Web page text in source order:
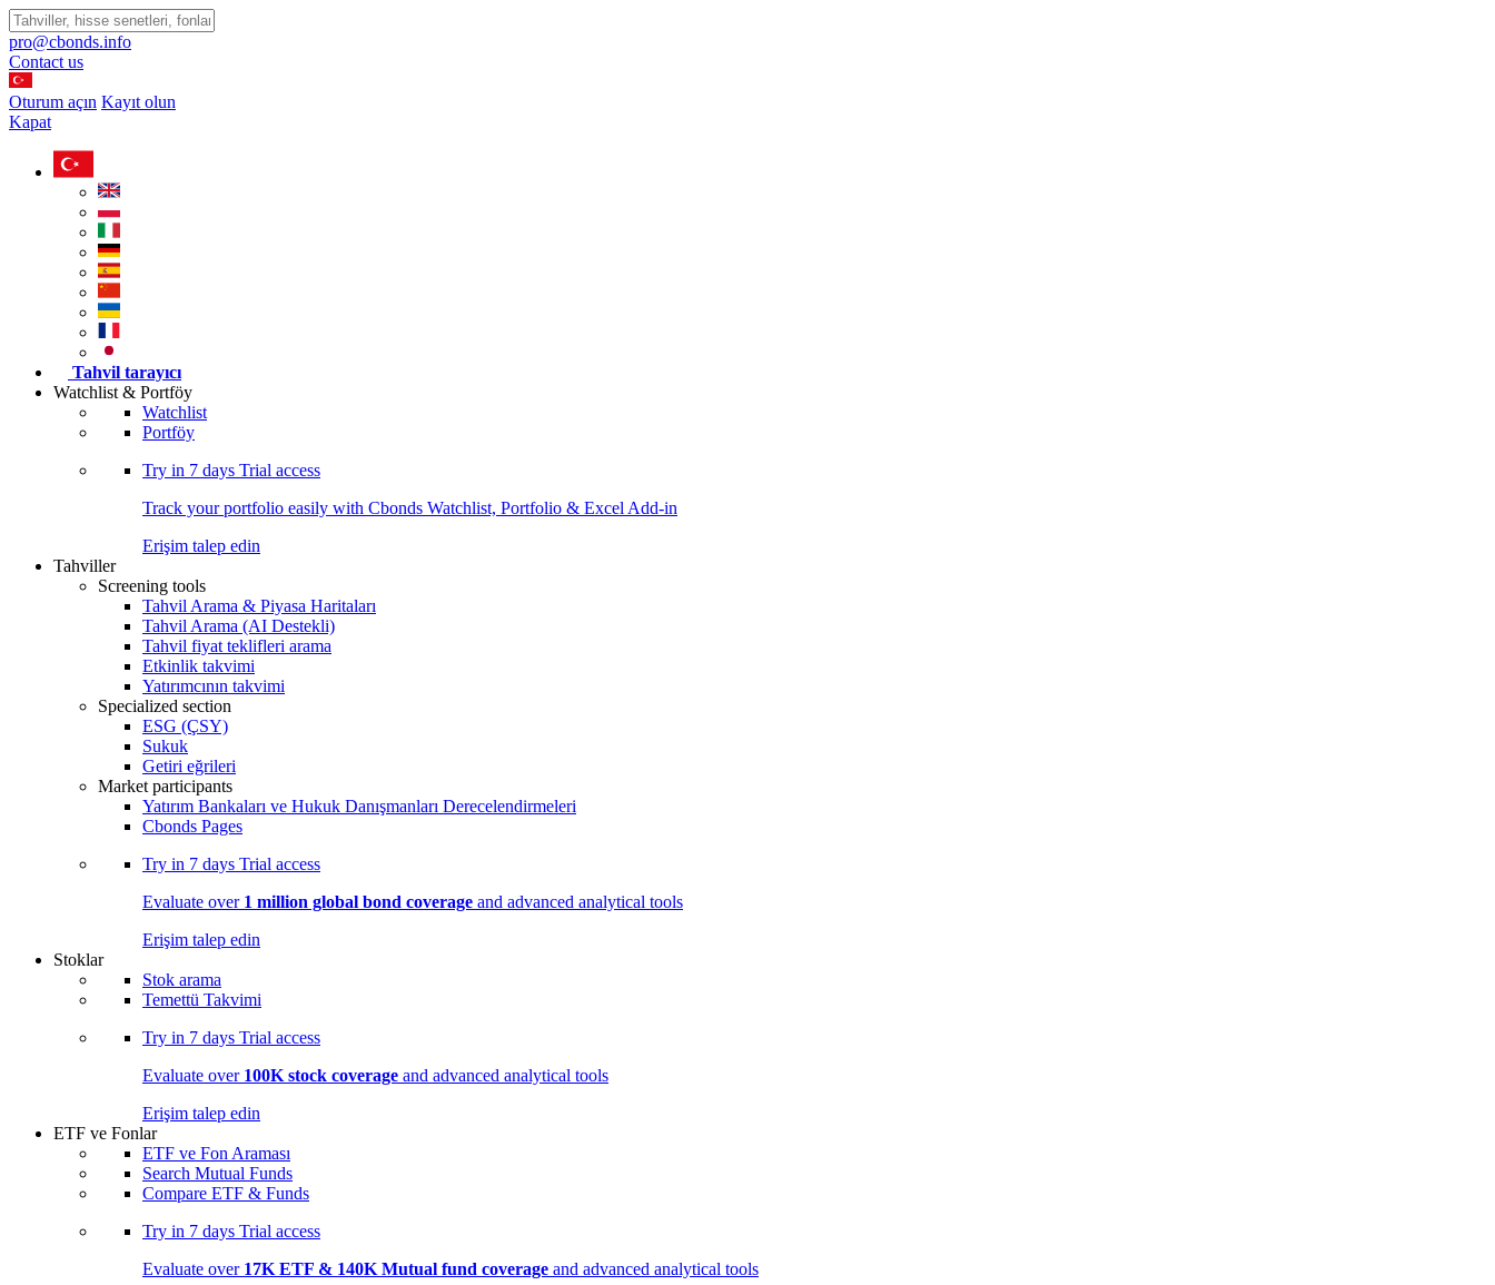
pro@cbonds.info
Contact us
Oturum açın Kayıt olun
Kapat
Tahvil tarayıcı
Watchlist & Portföy
Watchlist
Portföy
Try in 7 days Trial access
Track your portfolio easily with Cbonds Watchlist, Portfolio & Excel Add-in
Erişim talep edin
Tahviller
Screening tools
Tahvil Arama & Piyasa Haritaları
Tahvil Arama (AI Destekli)
Tahvil fiyat teklifleri arama
Etkinlik takvimi
Yatırımcının takvimi
Specialized section
ESG (ÇSY)
Sukuk
Getiri eğrileri
Market participants
Yatırım Bankaları ve Hukuk Danışmanları Derecelendirmeleri
Cbonds Pages
Try in 7 days Trial access
Evaluate over 1 million global bond coverage and advanced analytical tools
Erişim talep edin
Stoklar
Stok arama
Temettü Takvimi
Try in 7 days Trial access
Evaluate over 100K stock coverage and advanced analytical tools
Erişim talep edin
ETF ve Fonlar
ETF ve Fon Araması
Search Mutual Funds
Compare ETF & Funds
Try in 7 days Trial access
Evaluate over 17K ETF & 140K Mutual fund coverage and advanced analytical tools